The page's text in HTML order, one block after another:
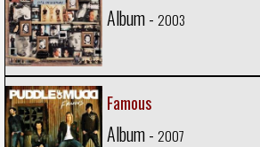
Album - 2003
Famous
Album - 2007